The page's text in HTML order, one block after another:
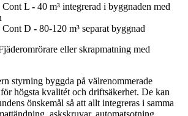
L - 40 m³ integrerad i byggnaden med
D - 80-120 m³ separat byggnad
eller skrapmatning med
styrning byggda på välrenommerade
högsta kvalitét och driftsäkerhet. De kan
önskemål så att allt integreras i samma
askskruvar, automatsotning,